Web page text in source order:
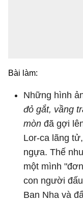
Bài làm:
Những hình
đỏ gắt, vầng
mòn đã gợi
Lor-ca lãng
ngựa. Thế
một mình
con người
Ban Nha và